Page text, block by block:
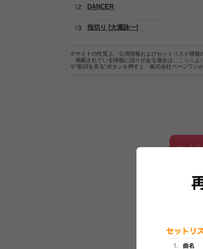
DANCER
指切り [大瀧詠一]
※サイトの性質上、公演情報およびセットリスト情報
掲載されている情報に誤りがある場合は、
こちら よ
※“歌詞を見る”ボタンを押すと、株式会社ページワン
セット